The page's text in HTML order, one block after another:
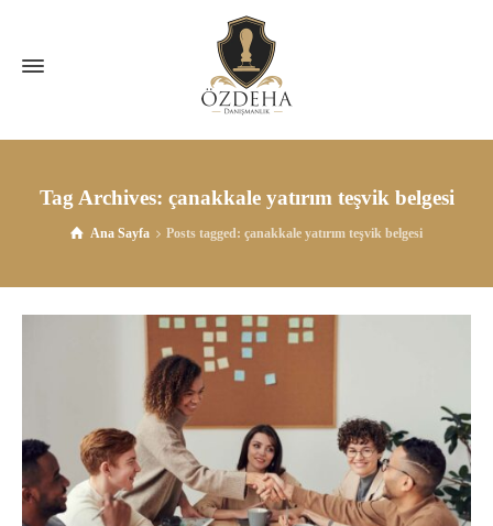
Tag Archives: çanakkale yatırım teşvik belgesi
Ana Sayfa Posts tagged: çanakkale yatırım teşvik belgesi